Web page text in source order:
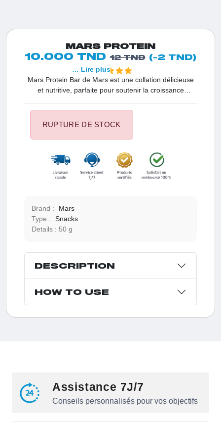
MARS PROTEIN
10.000 TND 12 TND (-2 TND)
Mars Protein Bar de Mars est une collation délicieuse
et nutritive, parfaite pour soutenir la croissance
Son goût chocolaté, caramel et nougat en fait une
option savoureuse pour combler vos envies tout en
et une faible teneur en sucre, la barre Mars Protein est
idéale pour une alimentation équilibrée et une énergie
durable.
… Lire plus
RUPTURE DE STOCK
Brand :
Mars
Type :
Snacks
Details :
50 g
DESCRIPTION
HOW TO USE
Assistance 7J/7
Conseils personnalisés pour vos objectifs